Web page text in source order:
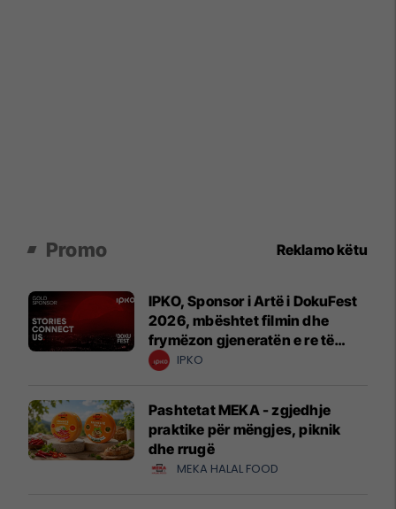
Promo Reklamo këtu
IPKO, Sponsor i Artë i DokuFest
2026, mbështet filmin dhe
frymëzon gjeneratën e re të
krijuesve
IPKO
Pashtetat MEKA - zgjedhje
praktike për mëngjes, piknik
dhe rrugë
MEKA HALAL FOOD